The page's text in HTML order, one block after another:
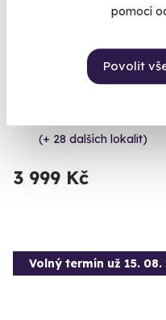
pomocí
Povolit
Zážitková střelba
(+ 28 dalších lokalit)
3 999 Kč
Volný termín už 15. 08.